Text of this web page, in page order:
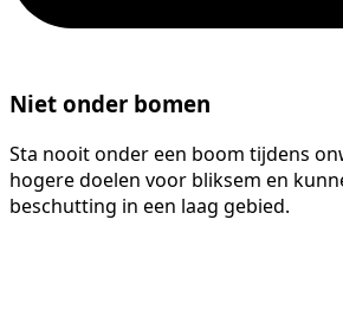
Niet onder bomen
Sta nooit onder een boom tijdens
hogere doelen voor bliksem en
beschutting in een laag gebied.